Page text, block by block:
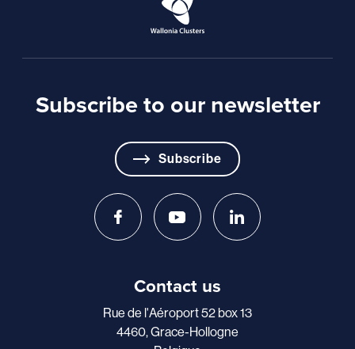
Subscribe to our newsletter
Subscribe
Contact us
Rue de l'Aéroport 52 box 13
4460, Grace-Hollogne